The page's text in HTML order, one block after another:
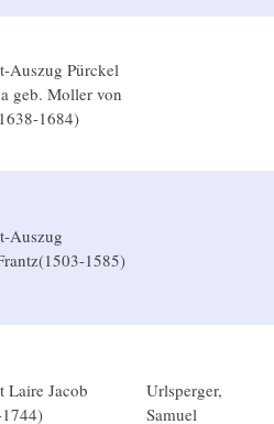
Auszug Pürckel
geb. Moller von
1684)
Auszug
1585)
Laire Jacob
Urlsperger,
Samuel